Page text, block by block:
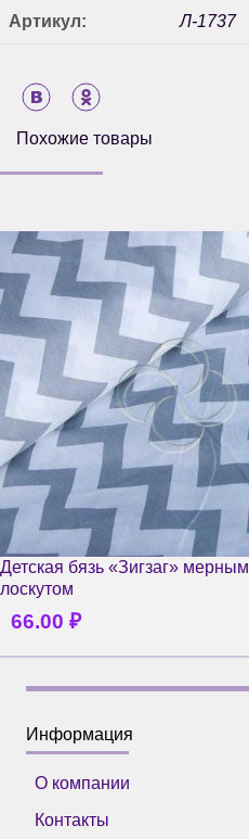
Артикул: Л-1737
Похожие товары
Детская бязь «Зигзаг» мерным
лоскутом
66.00 ₽
Информация
О компании
Контакты